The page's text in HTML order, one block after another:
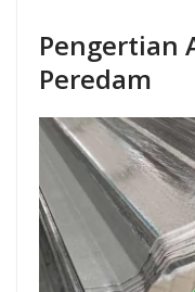
Pengertian
Peredam